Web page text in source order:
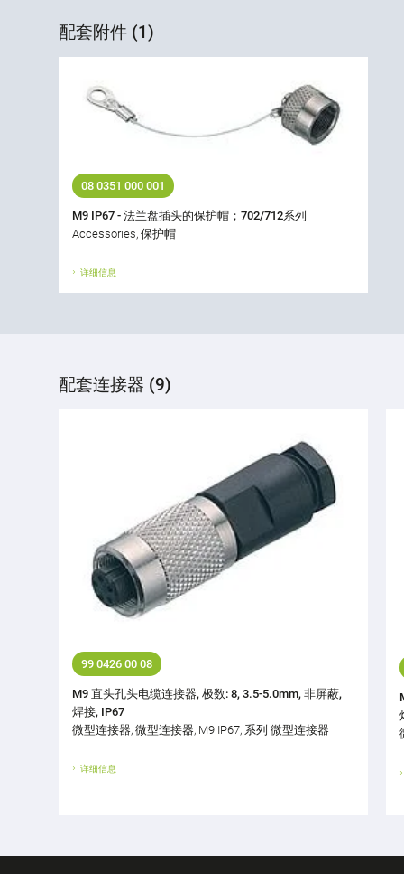
配套附件 (1)
08 0351 000 001
M9 IP67 - 法兰盘插头的保护帽；702/712系列
Accessories, 保护帽
详细信息
配套连接器 (9)
99 0426 00 08
M9 直头孔头电缆连接器, 极数: 8, 3.5-5.0mm, 非屏蔽,
焊接, IP67
微型连接器, 微型连接器, M9 IP67, 系列 微型连接器
详细信息